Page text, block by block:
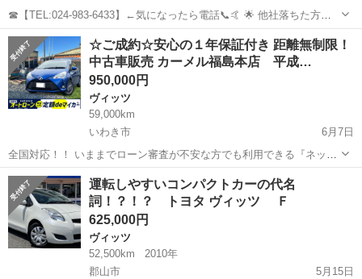
☎【TEL:024-983-6433】←気になったら電話📞🤙 🌟 他社落ちた方、
オトロンは見捨てません 🌟 💰 金利ゼロで夢のクルマをGET 💰 今回
のお車はこちら🚗 https://www.otoron.jp/l...
福島 福島市 ヴィッツ オトロン
☆ご成約☆安心の１年保証付き 距離無制限！
中古車販売 カーメル福島本店 平成…
950,000円
ヴィッツ
59,000km
いわき市
6月7日
全国対応！！ いままでローン審査が不安な方でも利用できる『ネット
DEイーローン』 自動車ローンやリースの審査が不安な方も、カーメル
独自の審査基準で中古車や未使用から新車を分割払いで購入できま
す。 年間1万...
福島 いわき市 ヴィッツ
運転しやすいコンパクトカーの代名
詞！？！？ トヨタ ヴィッツ Ｆ
625,000円
ヴィッツ
52,500km
2010年
郡山市
5月15日